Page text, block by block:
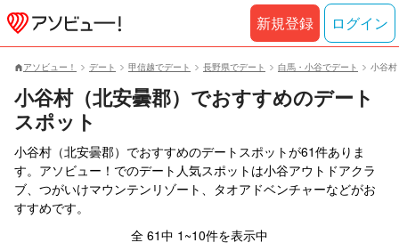
アソビュー！ デート 甲信越でデート 長野県でデート 白馬・小谷でデート 小谷
小谷村（北安曇郡）でおすすめのデート
スポット
小谷村（北安曇郡）でおすすめのデートスポットが61件ありま
す。アソビュー！でのデート人気スポットは小谷アウトドアクラ
ブ、つがいけマウンテンリゾート、タオアドベンチャーなどがお
すすめです。
全 61中 1~10件を表示中
新規登録 ログイン